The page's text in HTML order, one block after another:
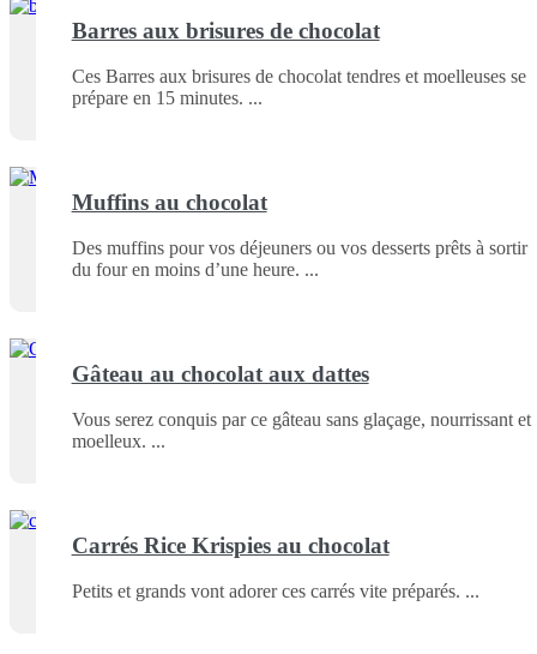
Barres aux brisures de chocolat
Ces Barres aux brisures de chocolat tendres et moelleuses se
prépare en 15 minutes.
Muffins au chocolat
Des muffins pour vos déjeuners ou vos desserts prêts à sortir
du four en moins d’une heure.
Gâteau au chocolat aux dattes
Vous serez conquis par ce gâteau sans glaçage, nourrissant et
moelleux.
Carrés Rice Krispies au chocolat
Petits et grands vont adorer ces carrés vite préparés.